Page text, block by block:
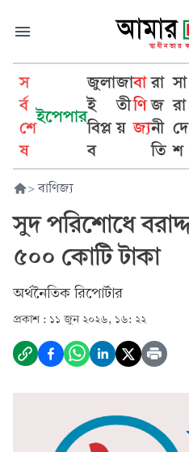
স
র্ব
শে
ষ
ইপেপার
জুলা
ই
বিপ্ল
ব
জা
তী
য়
বা
ণি
জ্য
রা
জ
নী
তি
সা
রা
দে
শ
> বাণিজ্য
সুদ পরিশোধে
৫০০ কোটি টাকা
অর্থনৈতিক রিপোর্টার
প্রকাশ : ১১ জুন ২০২৬, ১৬: ২২